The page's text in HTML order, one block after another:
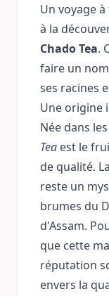
Un voyage
à la
Chado Tea.
faire un
ses racines
Une origine
Née dans
Tea est le
de qualité.
reste un
brumes du
d'Assam.
que cette
réputation
envers la